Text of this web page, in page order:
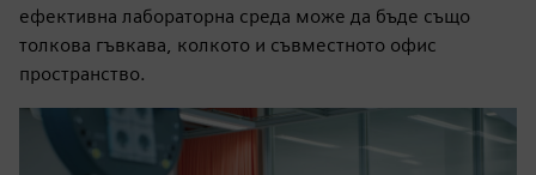
ефективна лабораторна среда може да бъде също
толкова гъвкава, колкото и съвместното офис
пространство.